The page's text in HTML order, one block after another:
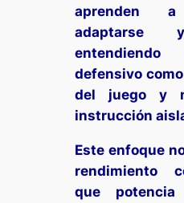
aprenden a
adaptarse
defensivo
del juego y
instrucción
Este enfoque
rendimiento
que